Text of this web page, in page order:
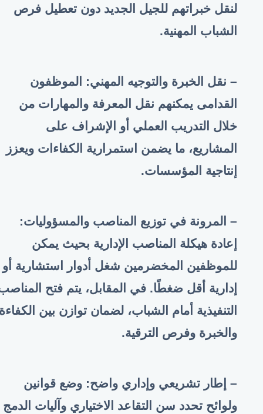
لنقل خبراتهم للجيل الجديد دون تعطيل فرص
الشباب المهنية.
– نقل الخبرة والتوجيه المهني: الموظفون
القدامى يمكنهم نقل المعرفة والمهارات من
خلال التدريب العملي أو الإشراف على
المشاريع، ما يضمن استمرارية الكفاءات ويعزز
إنتاجية المؤسسات.
– المرونة في توزيع المناصب والمسؤوليات:
إعادة هيكلة المناصب الإدارية بحيث يمكن
للموظفين المخضرمين شغل أدوار استشارية أو
إدارية أقل ضغطًا. في المقابل، يتم فتح المناصب
التنفيذية أمام الشباب، لضمان توازن بين الكفاءة
والخبرة وفرص الترقية.
– إطار تشريعي وإداري واضح: وضع قوانين
ولوائح تحدد سن التقاعد الاختياري وآليات الدمج